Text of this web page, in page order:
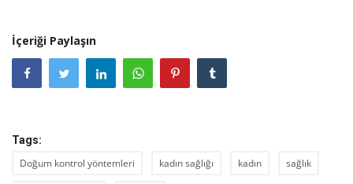
İçeriği Paylaşın
Tags:
Doğum kontrol yöntemleri kadın sağlığı kadın sağlık